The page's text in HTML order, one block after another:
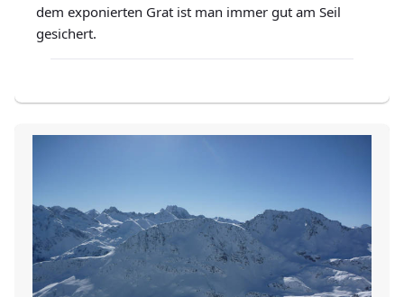
dem exponierten Grat ist man immer gut am Seil
gesichert.